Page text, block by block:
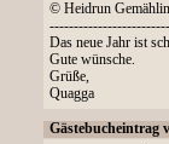
© Heidrun
Das neue Jahr ist
Gute wünsche.
Grüße,
Quagga
Gästebucheintrag